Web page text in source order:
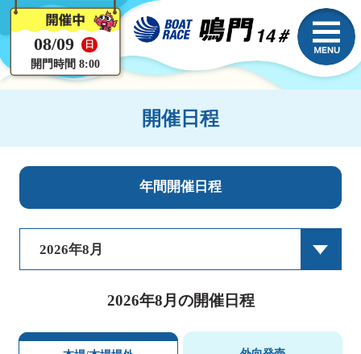
08/09 日
開門時間 8:00
開催日程
年間開催日程
2026年8月
2026年8月の開催日程